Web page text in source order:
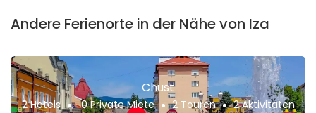
Andere Ferienorte in der Nähe von Iza
Chust
2 Hotels 0 Private Miete 2 Touren
2 Aktivitäten